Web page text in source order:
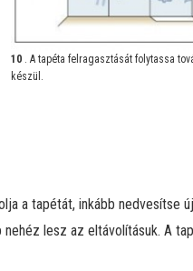
10 . A tapéta felragasztását folytassa
készül.
a tapétát, inkább nedvesítse
lesz az eltávolításuk. A